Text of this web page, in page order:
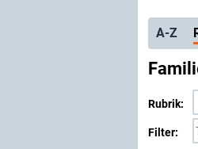
A-Z
Rubrik:
Filter: